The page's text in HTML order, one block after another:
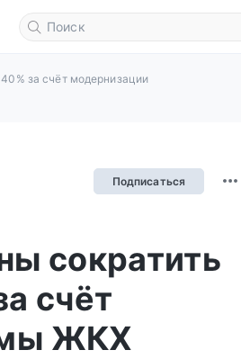
за счёт модернизации
Подписаться
сократить
счёт
ЖКХ